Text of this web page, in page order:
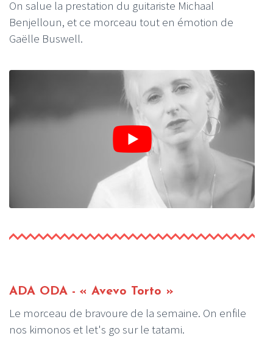
On salue la prestation du guitariste Michaal
Benjelloun, et ce morceau tout en émotion de
Gaëlle Buswell.
ADA ODA - « Avevo Torto »
Le morceau de bravoure de la semaine. On enfile
nos kimonos et let's go sur le tatami.